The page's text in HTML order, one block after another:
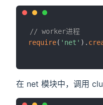
// worker进程
require( 'net' ) .
在 net 模块中，调用